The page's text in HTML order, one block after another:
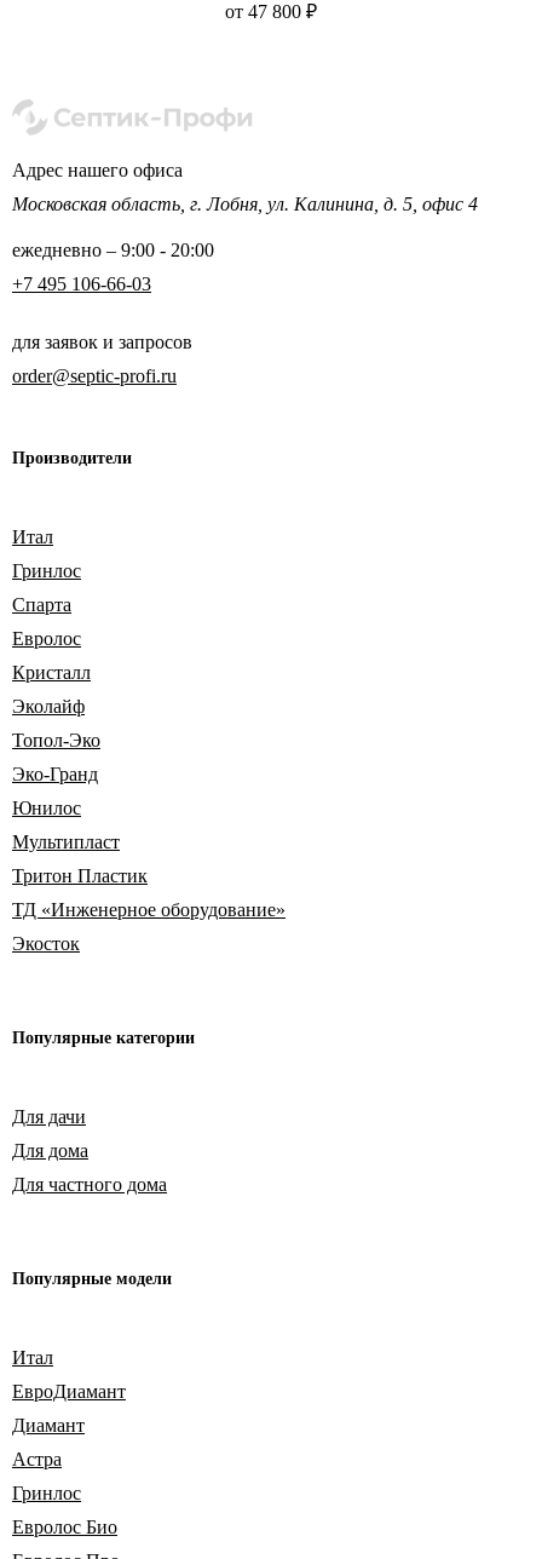
от 47 800 ₽
Адрес нашего офиса
Московская область, г. Лобня, ул. Калинина, д. 5, офис 4
ежедневно – 9:00 - 20:00
+7 495 106-66-03
для заявок и запросов
order@septic-profi.ru
Производители
Итал
Гринлос
Спарта
Евролос
Кристалл
Эколайф
Топол-Эко
Эко-Гранд
Юнилос
Мультипласт
Тритон Пластик
ТД «Инженерное оборудование»
Экосток
Популярные категории
Для дачи
Для дома
Для частного дома
Популярные модели
Итал
ЕвроДиамант
Диамант
Астра
Гринлос
Евролос Био